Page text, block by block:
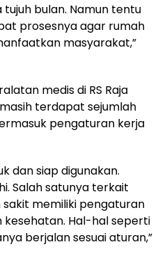
bulan. Namun tentu
prosesnya agar rumah
masyarakat,”
medis di RS Raja
terdapat sejumlah
pengaturan kerja
dan siap digunakan.
Salah satunya terkait
sakit memiliki pengaturan
Hal-hal seperti
berjalan sesuai aturan,”